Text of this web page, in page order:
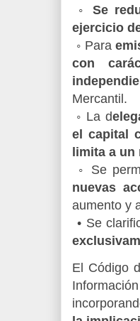
◦ Se
ejercicio
◦ Para
con
Mercantil.
◦ La d
el capital
limita a un
◦ Se
nuevas
aumento y
• Se
El Código